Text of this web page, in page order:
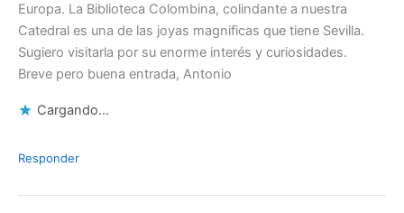
Europa. La Biblioteca Colombina, colindante a nuestra
Catedral es una de las joyas magnificas que tiene Sevilla.
Sugiero visitarla por su enorme interés y curiosidades.
Breve pero buena entrada, Antonio
Cargando...
Responder